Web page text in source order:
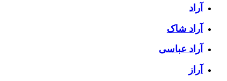
آراد
آراد شاک
آراد عباسی
آراز